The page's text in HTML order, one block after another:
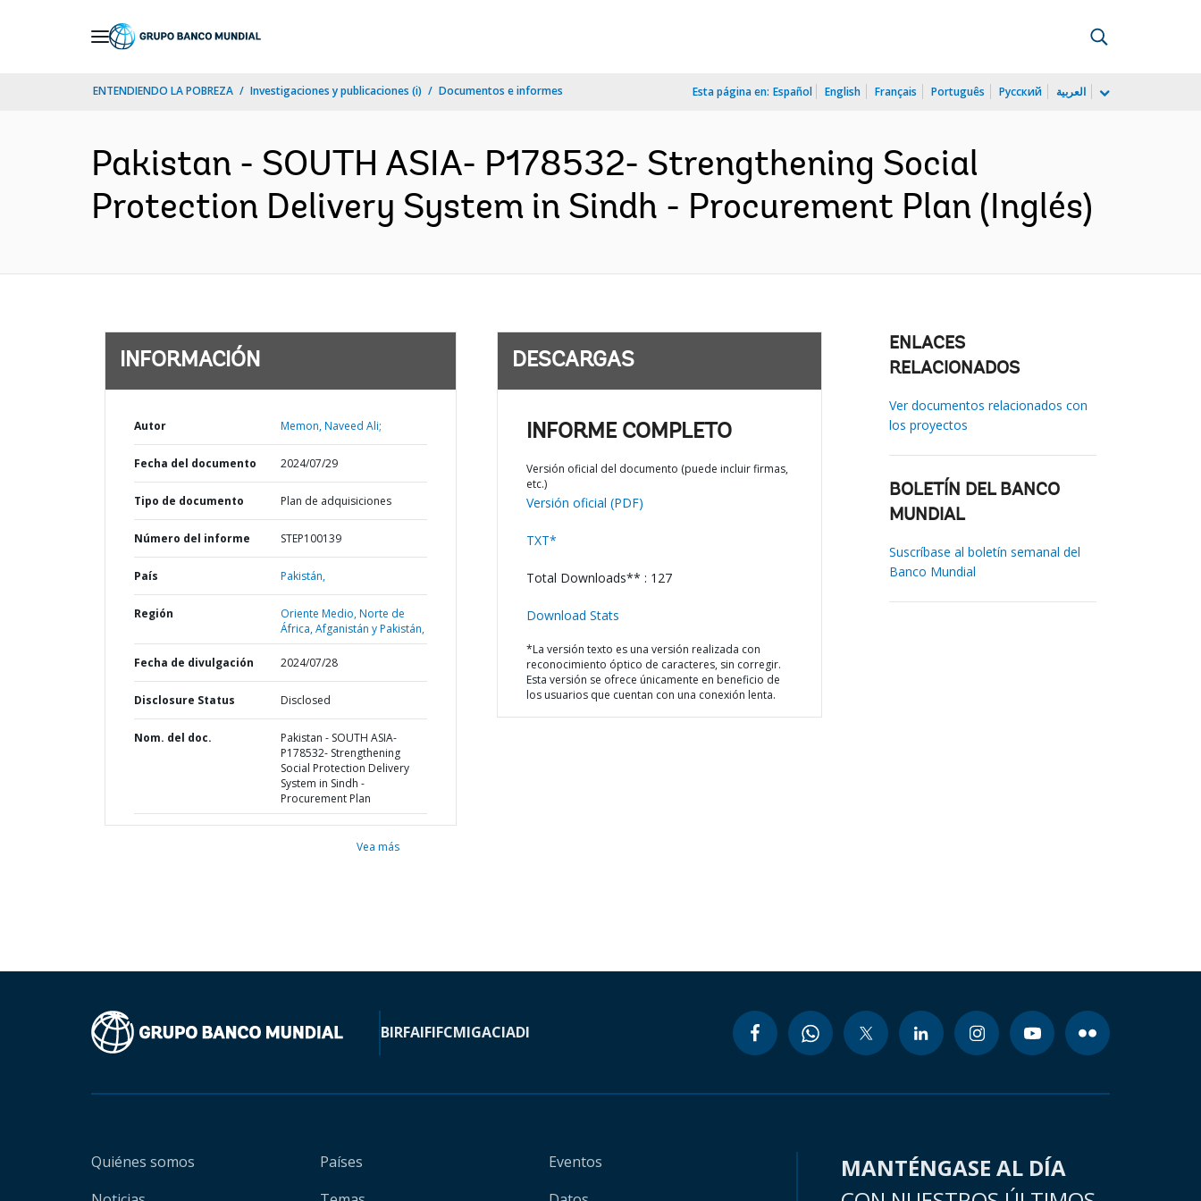
ENTENDIENDO LA POBREZA Investigaciones y publicaciones (i) Documentos e informes Esta página en: Español English Français Português Русский العربية
Pakistan - SOUTH ASIA- P178532- Strengthening Social
Protection Delivery System in Sindh - Procurement Plan (Inglés)
INFORMACIÓN
Autor Memon, Naveed Ali;
Fecha del documento 2024/07/29
Tipo de documento Plan de adquisiciones
Número del informe STEP100139
País Pakistán,
Región
Oriente Medio, Norte de
África, Afganistán y Pakistán,
Fecha de divulgación 2024/07/28
Disclosure Status Disclosed
Nom. del doc.
Pakistan - SOUTH ASIA-
P178532- Strengthening
Social Protection Delivery
System in Sindh -
Procurement Plan
Vea más
DESCARGAS
INFORME COMPLETO
Versión oficial del documento (puede incluir firmas,
etc.)
Versión oficial (PDF)
TXT*
Total Downloads** : 127
Download Stats
*La versión texto es una versión realizada con
reconocimiento óptico de caracteres, sin corregir.
Esta versión se ofrece únicamente en beneficio de
los usuarios que cuentan con una conexión lenta.
ENLACES
RELACIONADOS
Ver documentos relacionados con
los proyectos
BOLETÍN DEL BANCO
MUNDIAL
Suscríbase al boletín semanal del
Banco Mundial
BIRFAIFIFCMIGACIADI
Quiénes somos
Países
Eventos
MANTÉNGASE AL DÍA